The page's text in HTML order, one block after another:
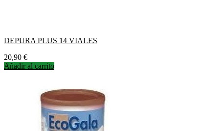
DEPURA PLUS 14 VIALES
Precio
20,90 €
Añadir al carrito